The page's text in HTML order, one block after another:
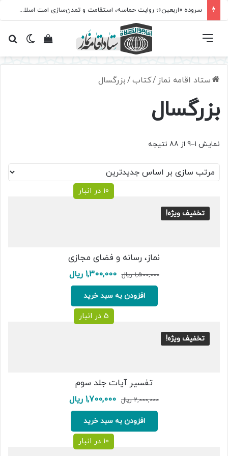
سروده‌ «اربعین»؛ روایت حماسه، استقامت و تمدن‌سازی امت اسلامی
تغییرمشاهده فهرست
ستاد اقامه نماز /کتاب/بزرگسال
بزرگسال
نمایش 1–9 از 88 نتیجه
by
latest
تخفیف ویژه!
10 در انبار
نماز، رسانه و فضای مجازی
1,500,000 ریال قیمت
اصلی:
1,500,000 ریال
بود.
1,300,000 ریالقیمت
افزودن به سبد خرید
تخفیف ویژه!
5 در انبار
تفسیر آیات جلد سوم
2,000,000 ریال قیمت
اصلی:
2,000,000 ریال
بود.
1,700,000 ریالقیمت
افزودن به سبد خرید
10 در انبار